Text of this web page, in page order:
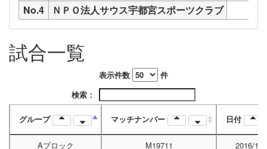
No.4
ＮＰＯ法人サウス宇都宮スポーツクラブ
試合一覧
表示件数
件
検索：
グループ マッチナンバー 日付
Aブロック M19711
2016/12/